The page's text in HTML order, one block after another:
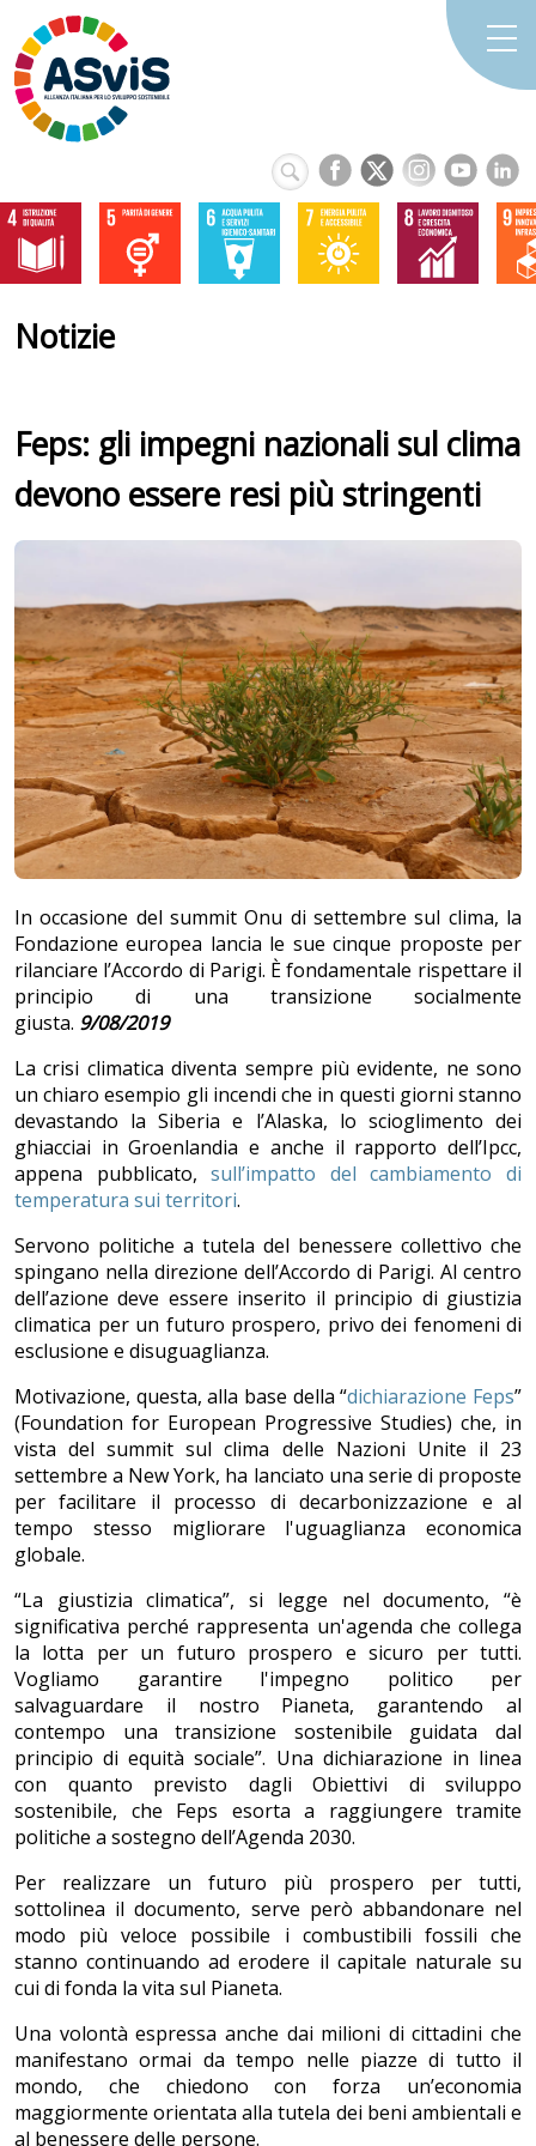
Notizie
Feps: gli impegni nazionali sul clima
devono essere resi più stringenti
In occasione del summit Onu di settembre sul clima, la
Fondazione europea lancia le sue cinque proposte per
rilanciare l’Accordo di Parigi. È fondamentale rispettare il
principio di una transizione socialmente
giusta. 9/08/2019
La crisi climatica diventa sempre più evidente, ne sono
un chiaro esempio gli incendi che in questi giorni stanno
devastando la Siberia e l’Alaska, lo scioglimento dei
ghiacciai in Groenlandia e anche il rapporto dell’Ipcc,
appena pubblicato,sull’impatto del cambiamento di
temperatura sui territori.
Servono politiche a tutela del benessere collettivo che
spingano nella direzione dell’Accordo di Parigi. Al centro
dell’azione deve essere inserito il principio di giustizia
climatica per un futuro prospero, privo dei fenomeni di
esclusione e disuguaglianza.
Motivazione, questa, alla base della “dichiarazione Feps”
(Foundation for European Progressive Studies) che, in
vista del summit sul clima delle Nazioni Unite il 23
settembre a New York, ha lanciato una serie di proposte
per facilitare il processo di decarbonizzazione e al
tempo stesso migliorare l'uguaglianza economica
globale.
“La giustizia climatica”, si legge nel documento, “è
significativa perché rappresenta un'agenda che collega
la lotta per un futuro prospero e sicuro per tutti.
Vogliamo garantire l'impegno politico per
salvaguardare il nostro Pianeta, garantendo al
contempo una transizione sostenibile guidata dal
principio di equità sociale”. Una dichiarazione in linea
con quanto previsto dagli Obiettivi di sviluppo
sostenibile, che Feps esorta a raggiungere tramite
politiche a sostegno dell’Agenda 2030.
Per realizzare un futuro più prospero per tutti,
sottolinea il documento, serve però abbandonare nel
modo più veloce possibile i combustibili fossili che
stanno continuando ad erodere il capitale naturale su
cui di fonda la vita sul Pianeta.
Una volontà espressa anche dai milioni di cittadini che
manifestano ormai da tempo nelle piazze di tutto il
mondo, che chiedono con forza un’economia
maggiormente orientata alla tutela dei beni ambientali e
al benessere delle persone.